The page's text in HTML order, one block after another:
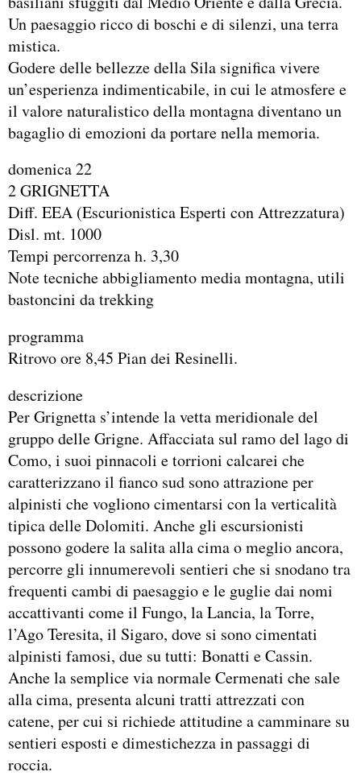
Un paesaggio ricco di boschi e di silenzi, una terra
mistica.
Godere delle bellezze della Sila significa vivere
un’esperienza indimenticabile, in cui le atmosfere e
il valore naturalistico della montagna diventano un
bagaglio di emozioni da portare nella memoria.
domenica 22
2 GRIGNETTA
Diff. EEA (Escurionistica Esperti con Attrezzatura)
Disl. mt. 1000
Tempi percorrenza h. 3,30
Note tecniche abbigliamento media montagna, utili
bastoncini da trekking
programma
Ritrovo ore 8,45 Pian dei Resinelli.
descrizione
Per Grignetta s’intende la vetta meridionale del
gruppo delle Grigne. Affacciata sul ramo del lago di
Como, i suoi pinnacoli e torrioni calcarei che
caratterizzano il fianco sud sono attrazione per
alpinisti che vogliono cimentarsi con la verticalità
tipica delle Dolomiti. Anche gli escursionisti
possono godere la salita alla cima o meglio ancora,
percorre gli innumerevoli sentieri che si snodano tra
frequenti cambi di paesaggio e le guglie dai nomi
accattivanti come il Fungo, la Lancia, la Torre,
l’Ago Teresita, il Sigaro, dove si sono cimentati
alpinisti famosi, due su tutti: Bonatti e Cassin.
Anche la semplice via normale Cermenati che sale
alla cima, presenta alcuni tratti attrezzati con
catene, per cui si richiede attitudine a camminare su
sentieri esposti e dimestichezza in passaggi di
roccia.